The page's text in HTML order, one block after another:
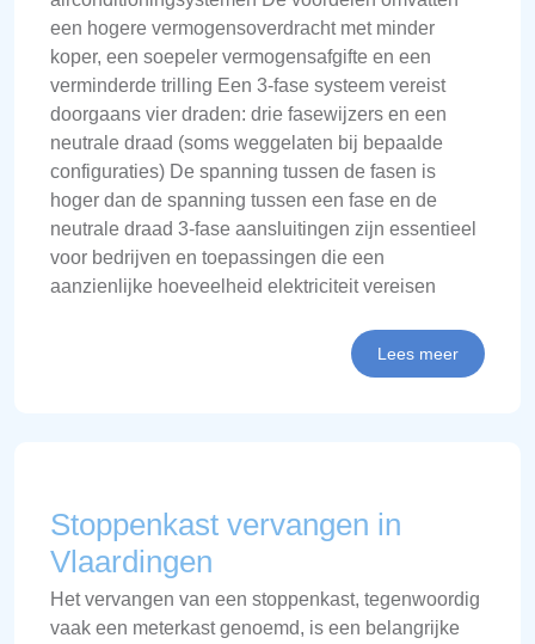
een hogere vermogensoverdracht met minder
koper, een soepeler vermogensafgifte en een
verminderde trilling Een 3-fase systeem vereist
doorgaans vier draden: drie fasewijzers en een
neutrale draad (soms weggelaten bij bepaalde
configuraties) De spanning tussen de fasen is
hoger dan de spanning tussen een fase en de
neutrale draad 3-fase aansluitingen zijn essentieel
voor bedrijven en toepassingen die een
aanzienlijke hoeveelheid elektriciteit vereisen
Lees meer
Stoppenkast vervangen in
Vlaardingen
Het vervangen van een stoppenkast, tegenwoordig
vaak een meterkast genoemd, is een belangrijke